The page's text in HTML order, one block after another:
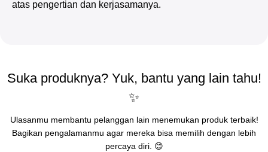
atas pengertian dan kerjasamanya.
Suka produknya? Yuk, bantu yang lain tahu!
✨
Ulasanmu membantu pelanggan lain menemukan produk terbaik!
Bagikan pengalamanmu agar mereka bisa memilih dengan lebih
percaya diri. 😊